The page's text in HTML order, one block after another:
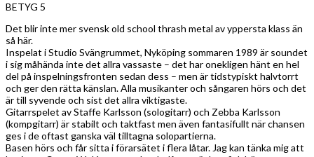
BETYG 5
Det blir inte mer svensk old school thrash metal av yppersta klass än
så här.
Inspelat i Studio Svängrummet, Nyköping sommaren 1989 är soundet
i sig måhända inte det allra vassaste – det har onekligen hänt en hel
del på inspelningsfronten sedan dess – men är tidstypiskt halvtorrt
och ger den rätta känslan. Alla musikanter och sångaren hörs och det
är till syvende och sist det allra viktigaste.
Gitarrspelet av Staffe Karlsson (sologitarr) och Zebba Karlsson
(kompgitarr) är stabilt och taktfast men även fantasifullt när chansen
ges i de oftast ganska väl tilltagna solopartierna.
Basen hörs och får sitta i förarsätet i flera låtar. Jag kan tänka mig att